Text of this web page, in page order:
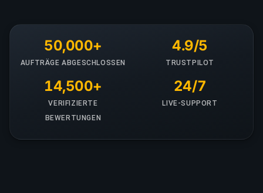
50,000+
AUFTRÄGE ABGESCHLOSSEN
4.9/5
TRUSTPILOT
14,500+
VERIFIZIERTE
BEWERTUNGEN
24/7
LIVE-SUPPORT